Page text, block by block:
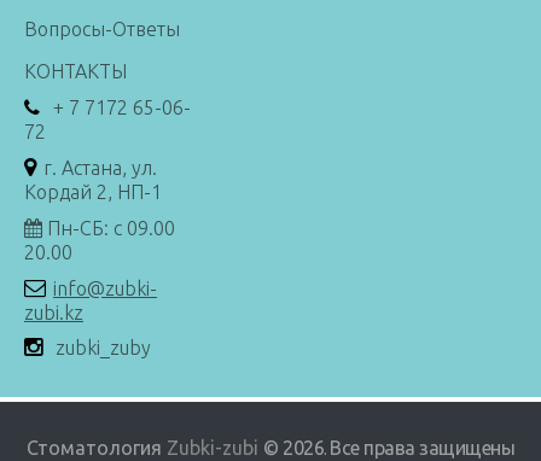
Вопросы-Ответы
КОНТАКТЫ
+ 7 7172 65-06-
72
г. Астана, ул.
Кордай 2, НП-1
Пн-СБ: с 09.00
20.00
info@zubki-
zubi.kz
zubki_zuby
Стоматология Zubki-zubi © 2026. Все права защищены